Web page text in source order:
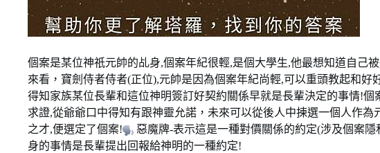
個案是某位神祇元帥的乩身,個案年紀很輕,是個大學生,他最想知道自己
來看，寶劍侍者侍者(正位),元帥是因為個案年紀尚輕,可以重頭教起和好
得知家族某位長輩和這位神明簽訂好契約關係早就是長輩決定的事情!
求證,從爺爺口中得知有跟神靈允諾，未來可以從後人中揀選一個人作為
之才,便選定了個案!
惡魔牌-表示這是一種對價關係的約定(涉及個案
身的事情是長輩提出回報給神明的一種約定!